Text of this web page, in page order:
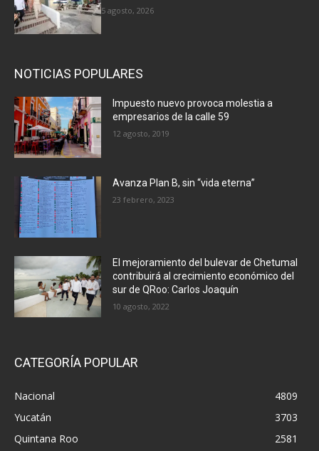
5 agosto, 2026
NOTICIAS POPULARES
Impuesto nuevo provoca molestia a
empresarios de la calle 59
12 agosto, 2019
Avanza Plan B, sin “vida eterna”
23 febrero, 2023
El mejoramiento del bulevar de Chetumal
contribuirá al crecimiento económico del
sur de QRoo: Carlos Joaquín
10 agosto, 2022
CATEGORÍA POPULAR
Nacional
4809
Yucatán
3703
Quintana Roo
2581